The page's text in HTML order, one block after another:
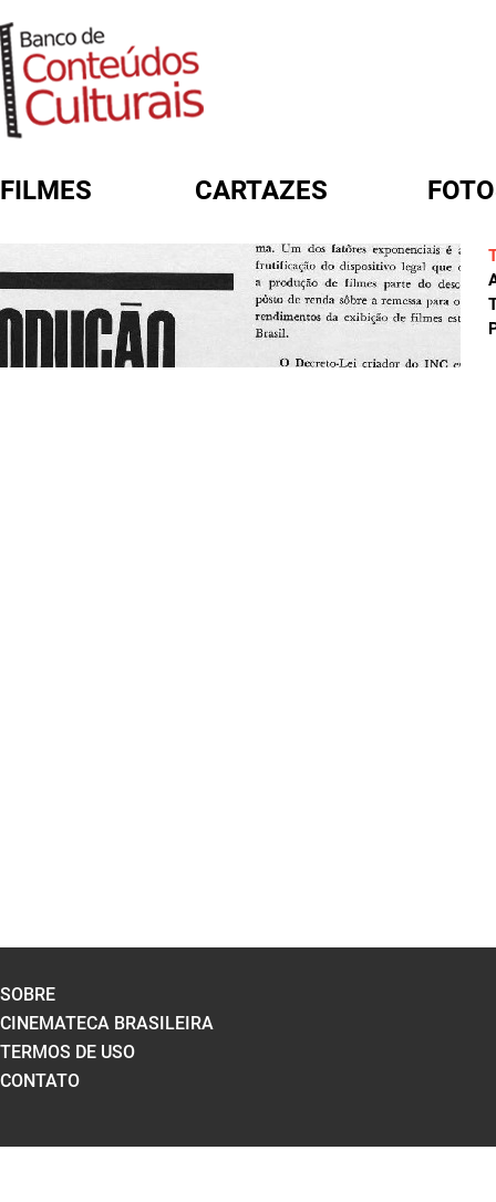
FILMES CARTAZES
FORMULÁRIO DE BUSCA
SOBRE
CINEMATECA BRASILEIRA
TERMOS DE USO
CONTATO